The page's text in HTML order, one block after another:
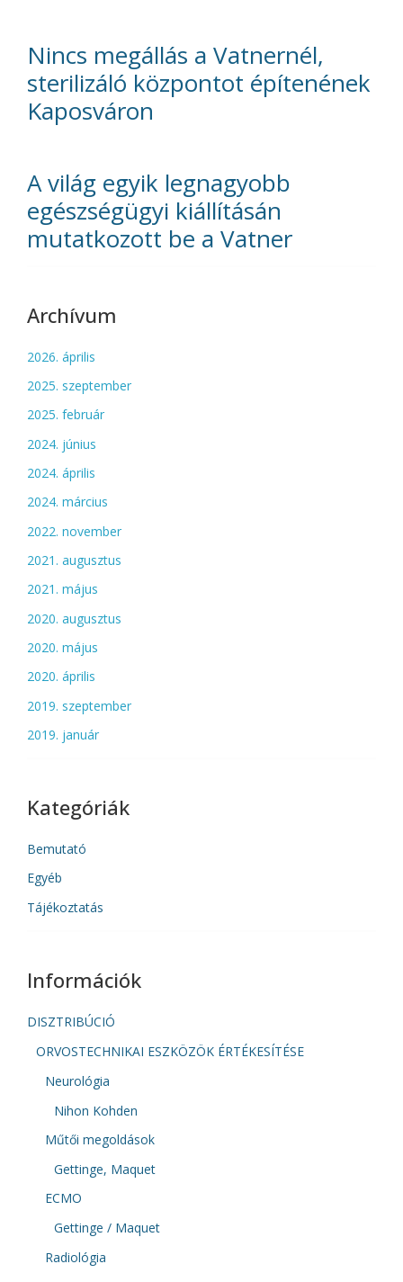
Nincs megállás a Vatnernél,
sterilizáló központot építenének
Kaposváron
A világ egyik legnagyobb
egészségügyi kiállításán
mutatkozott be a Vatner
Archívum
2026. április
2025. szeptember
2025. február
2024. június
2024. április
2024. március
2022. november
2021. augusztus
2021. május
2020. augusztus
2020. május
2020. április
2019. szeptember
2019. január
Kategóriák
Bemutató
Egyéb
Tájékoztatás
Információk
DISZTRIBÚCIÓ
ORVOSTECHNIKAI ESZKÖZÖK ÉRTÉKESÍTÉSE
Neurológia
Nihon Kohden
Műtői megoldások
Gettinge, Maquet
ECMO
Gettinge / Maquet
Radiológia